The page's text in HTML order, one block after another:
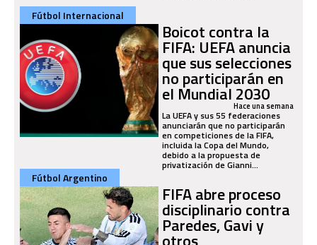
Fútbol Internacional
Boicot contra la
FIFA: UEFA anuncia
que sus selecciones
no participarán en
el Mundial 2030
Hace una semana
La UEFA y sus 55 federaciones
anunciarán que no participarán
en competiciones de la FIFA,
incluida la Copa del Mundo,
debido a la propuesta de
privatización de Gianni...
Fútbol Argentino
FIFA abre proceso
disciplinario contra
Paredes, Gavi y